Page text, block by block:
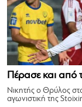
Πέρασε και από
Νικητής ο Θρύλος
αγωνιστική της